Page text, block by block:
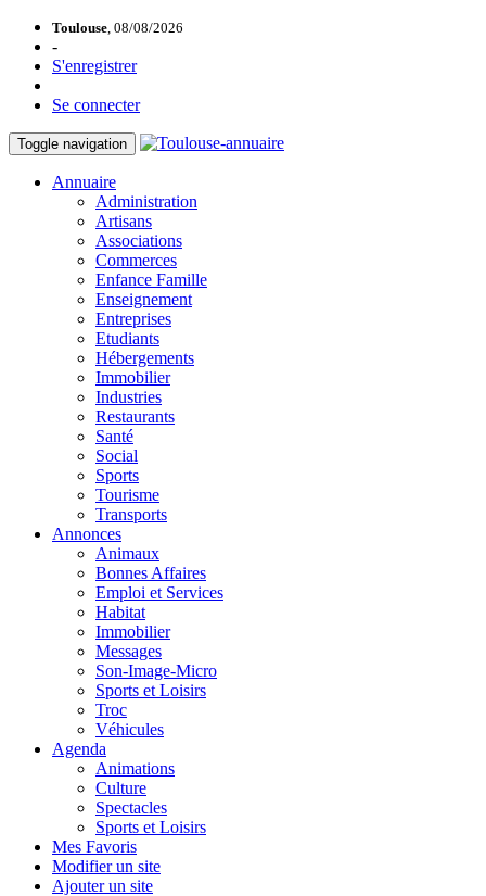
Toulouse, 08/08/2026
-
S'enregistrer
Se connecter
Toggle navigation
Annuaire
Administration
Artisans
Associations
Commerces
Enfance Famille
Enseignement
Entreprises
Etudiants
Hébergements
Immobilier
Industries
Restaurants
Santé
Social
Sports
Tourisme
Transports
Annonces
Animaux
Bonnes Affaires
Emploi et Services
Habitat
Immobilier
Messages
Son-Image-Micro
Sports et Loisirs
Troc
Véhicules
Agenda
Animations
Culture
Spectacles
Sports et Loisirs
Mes Favoris
Modifier un site
Ajouter un site